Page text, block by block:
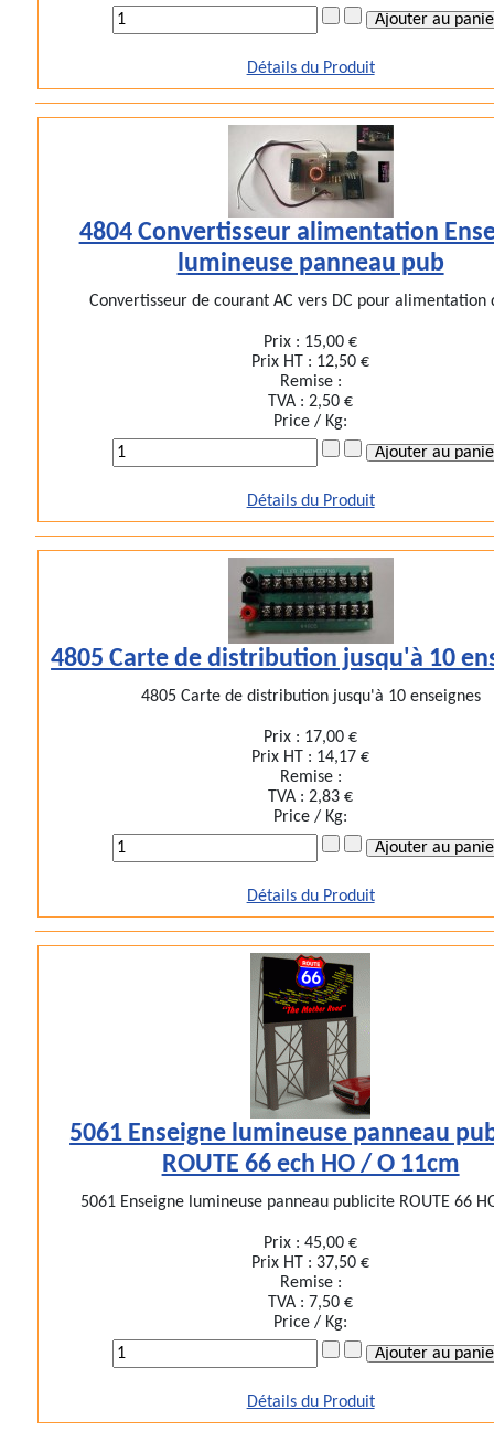
Détails du Produit
4804 Convertisseur alimentation
lumineuse panneau pub
Convertisseur de courant AC vers DC pour alimentation
Prix : 15,00 €
Prix HT : 12,50 €
Remise :
TVA :2,50 €
Price / Kg:
Détails du Produit
4805 Carte de distribution jusqu'à 10
4805 Carte de distribution jusqu'à 10 enseignes
Prix : 17,00 €
Prix HT : 14,17 €
Remise :
TVA :2,83 €
Price / Kg:
Détails du Produit
5061 Enseigne lumineuse panneau
ROUTE 66 ech HO / O 11cm
5061 Enseigne lumineuse panneau publicite ROUTE 66
Prix :45,00 €
Prix HT : 37,50 €
Remise :
TVA : 7,50 €
Price / Kg:
Détails du Produit